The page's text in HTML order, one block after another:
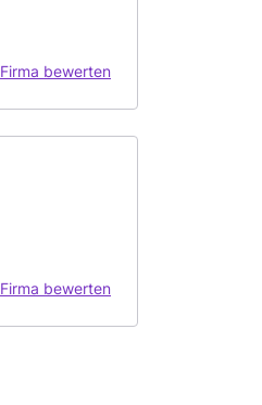
Firma bewerten
Firma bewerten